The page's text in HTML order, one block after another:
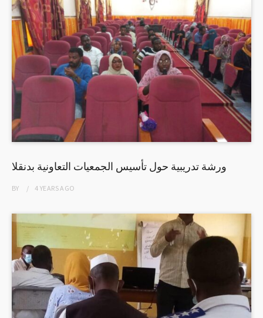
ورشة تدريبية حول تأسيس الجمعيات التعاونية بدنقلا
BY 4 YEARSAGO